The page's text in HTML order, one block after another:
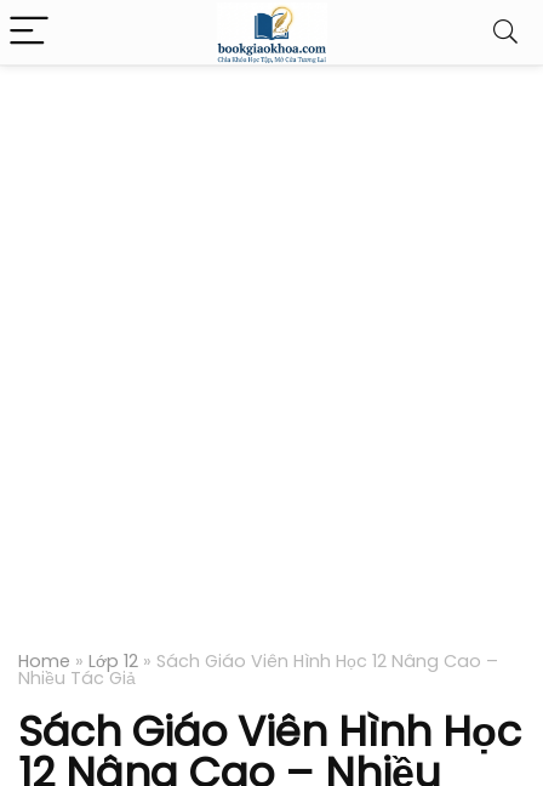
Home » Lớp 12 » Sách Giáo Viên Hình Học 12 Nâng Cao –
Nhiều Tác Giả
Sách Giáo Viên Hình Học
12 Nâng Cao – Nhiều